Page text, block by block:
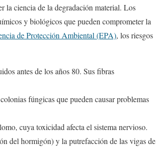
la ciencia de la degradación material. Los
y biológicos que pueden comprometer la
de Protección Ambiental (EPA), los riesgos
antes de los años 80. Sus fibras
fúngicas que pueden causar problemas
cuya toxicidad afecta el sistema nervioso.
del hormigón) y la putrefacción de las vigas de